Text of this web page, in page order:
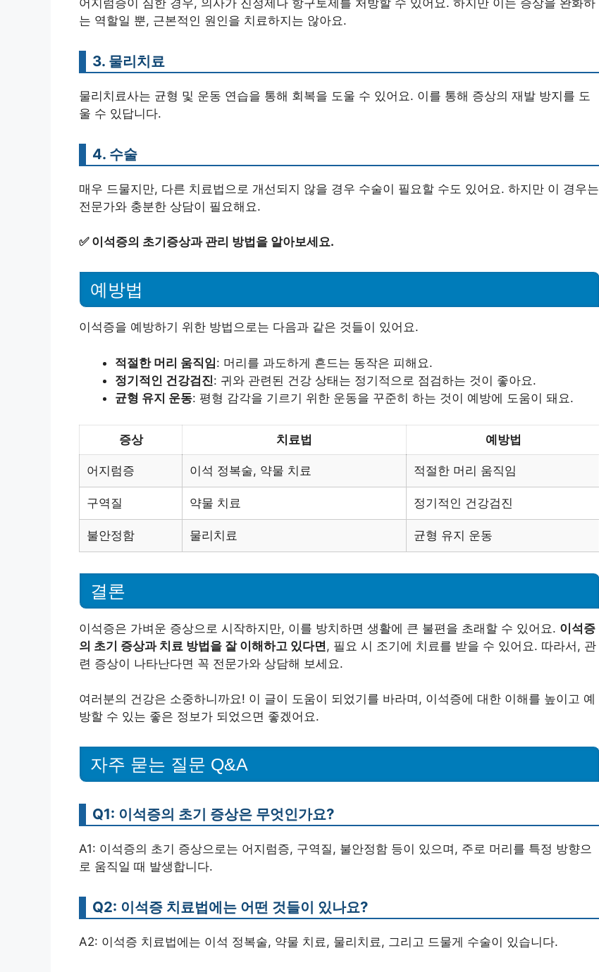
는 역할일 뿐, 근본적인 원인을 치료하지는 않아요.
3. 물리치료
물리치료사는 균형 및 운동 연습을 통해 회복을 도울 수 있어요. 이를 통해 증상의 재발 방지를 도
울 수 있답니다.
4. 수술
매우 드물지만, 다른 치료법으로 개선되지 않을 경우 수술이 필요할 수도 있어요. 하지만 이 경우는
전문가와 충분한 상담이 필요해요.
✅ 이석증의 초기증상과 관리 방법을 알아보세요.
예방법
이석증을 예방하기 위한 방법으로는 다음과 같은 것들이 있어요.
적절한 머리 움직임: 머리를 과도하게 흔드는 동작은 피해요.
정기적인 건강검진: 귀와 관련된 건강 상태는 정기적으로 점검하는 것이 좋아요.
균형 유지 운동: 평형 감각을 기르기 위한 운동을 꾸준히 하는 것이 예방에 도움이 돼요.
증상 치료법 예방법
어지럼증 이석 정복술, 약물 치료 적절한 머리 움직임
구역질 약물 치료 정기적인 건강검진
불안정함 물리치료 균형 유지 운동
결론
이석증은 가벼운 증상으로 시작하지만, 이를 방치하면 생활에 큰 불편을 초래할 수 있어요. 이석증
의 초기 증상과 치료 방법을 잘 이해하고 있다면, 필요 시 조기에 치료를 받을 수 있어요. 따라서, 관
련 증상이 나타난다면 꼭 전문가와 상담해 보세요.
여러분의 건강은 소중하니까요! 이 글이 도움이 되었기를 바라며, 이석증에 대한 이해를 높이고 예
방할 수 있는 좋은 정보가 되었으면 좋겠어요.
자주 묻는 질문 Q&A
Q1: 이석증의 초기 증상은 무엇인가요?
A1: 이석증의 초기 증상으로는 어지럼증, 구역질, 불안정함 등이 있으며, 주로 머리를 특정 방향으
로 움직일 때 발생합니다.
Q2: 이석증 치료법에는 어떤 것들이 있나요?
A2: 이석증 치료법에는 이석 정복술, 약물 치료, 물리치료, 그리고 드물게 수술이 있습니다.